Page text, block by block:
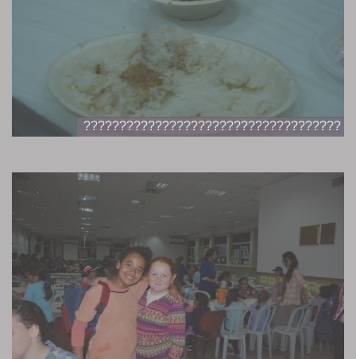
????????????????????????????????????